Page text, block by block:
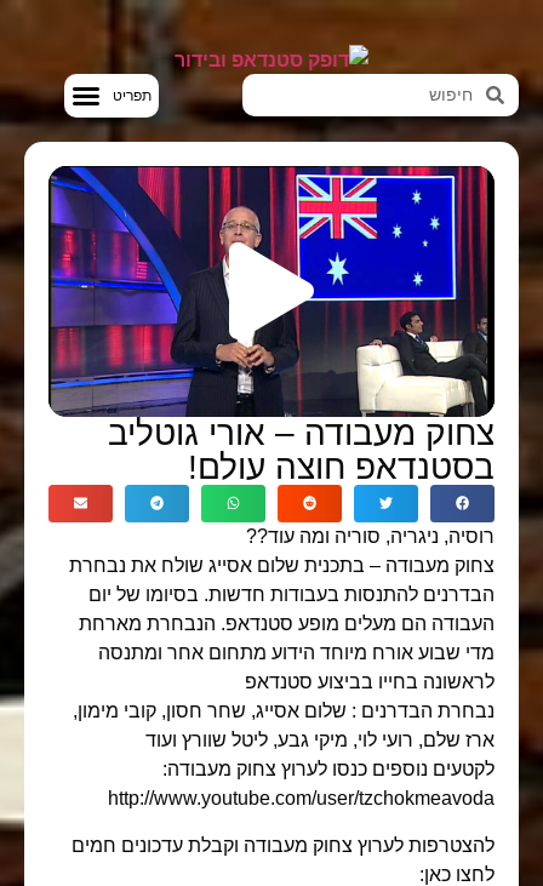
צחוק מעבודה – אורי גוטליב
בסטנדאפ חוצה עולם!
רוסיה, ניגריה, סוריה ומה עוד??
צחוק מעבודה – בתכנית שלום אסייג שולח את נבחרת
הבדרנים להתנסות בעבודות חדשות. בסיומו של יום
העבודה הם מעלים מופע סטנדאפ. הנבחרת מארחת
מדי שבוע אורח מיוחד הידוע מתחום אחר ומתנסה
לראשונה בחייו בביצוע סטנדאפ
נבחרת הבדרנים : שלום אסייג, שחר חסון, קובי מימון,
ארז שלם, רועי לוי, מיקי גבע, ליטל שוורץ ועוד
לקטעים נוספים כנסו לערוץ צחוק מעבודה:
http://www.youtube.com/user/tzchokmeavoda
להצטרפות לערוץ צחוק מעבודה וקבלת עדכונים חמים
לחצו כאן: